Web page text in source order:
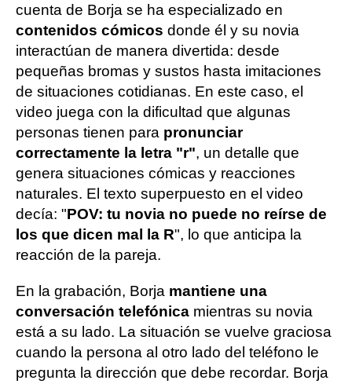
cuenta de Borja se ha especializado en
contenidos cómicos donde él y su novia
interactúan de manera divertida: desde
pequeñas bromas y sustos hasta imitaciones
de situaciones cotidianas. En este caso, el
video juega con la dificultad que algunas
personas tienen para pronunciar
correctamente la letra "r", un detalle que
genera situaciones cómicas y reacciones
naturales. El texto superpuesto en el video
decía: "POV: tu novia no puede no reírse de
los que dicen mal la R", lo que anticipa la
reacción de la pareja.
En la grabación, Borja mantiene una
conversación telefónica mientras su novia
está a su lado. La situación se vuelve graciosa
cuando la persona al otro lado del teléfono le
pregunta la dirección que debe recordar. Borja